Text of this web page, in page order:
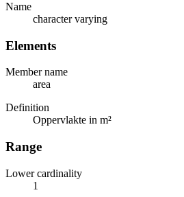
Name
character varying
Elements
Member name
area
Definition
Oppervlakte in m²
Range
Lower cardinality
1